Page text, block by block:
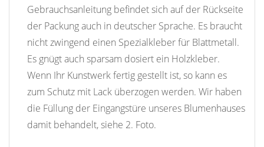
Gebrauchsanleitung befindet sich auf der Rückseite
der Packung auch in deutscher Sprache. Es braucht
nicht zwingend einen Spezialkleber für Blattmetall.
Es gnügt auch sparsam dosiert ein Holzkleber.
Wenn Ihr Kunstwerk fertig gestellt ist, so kann es
zum Schutz mit Lack überzogen werden. Wir haben
die Füllung der Eingangstüre unseres Blumenhauses
damit behandelt, siehe 2. Foto.